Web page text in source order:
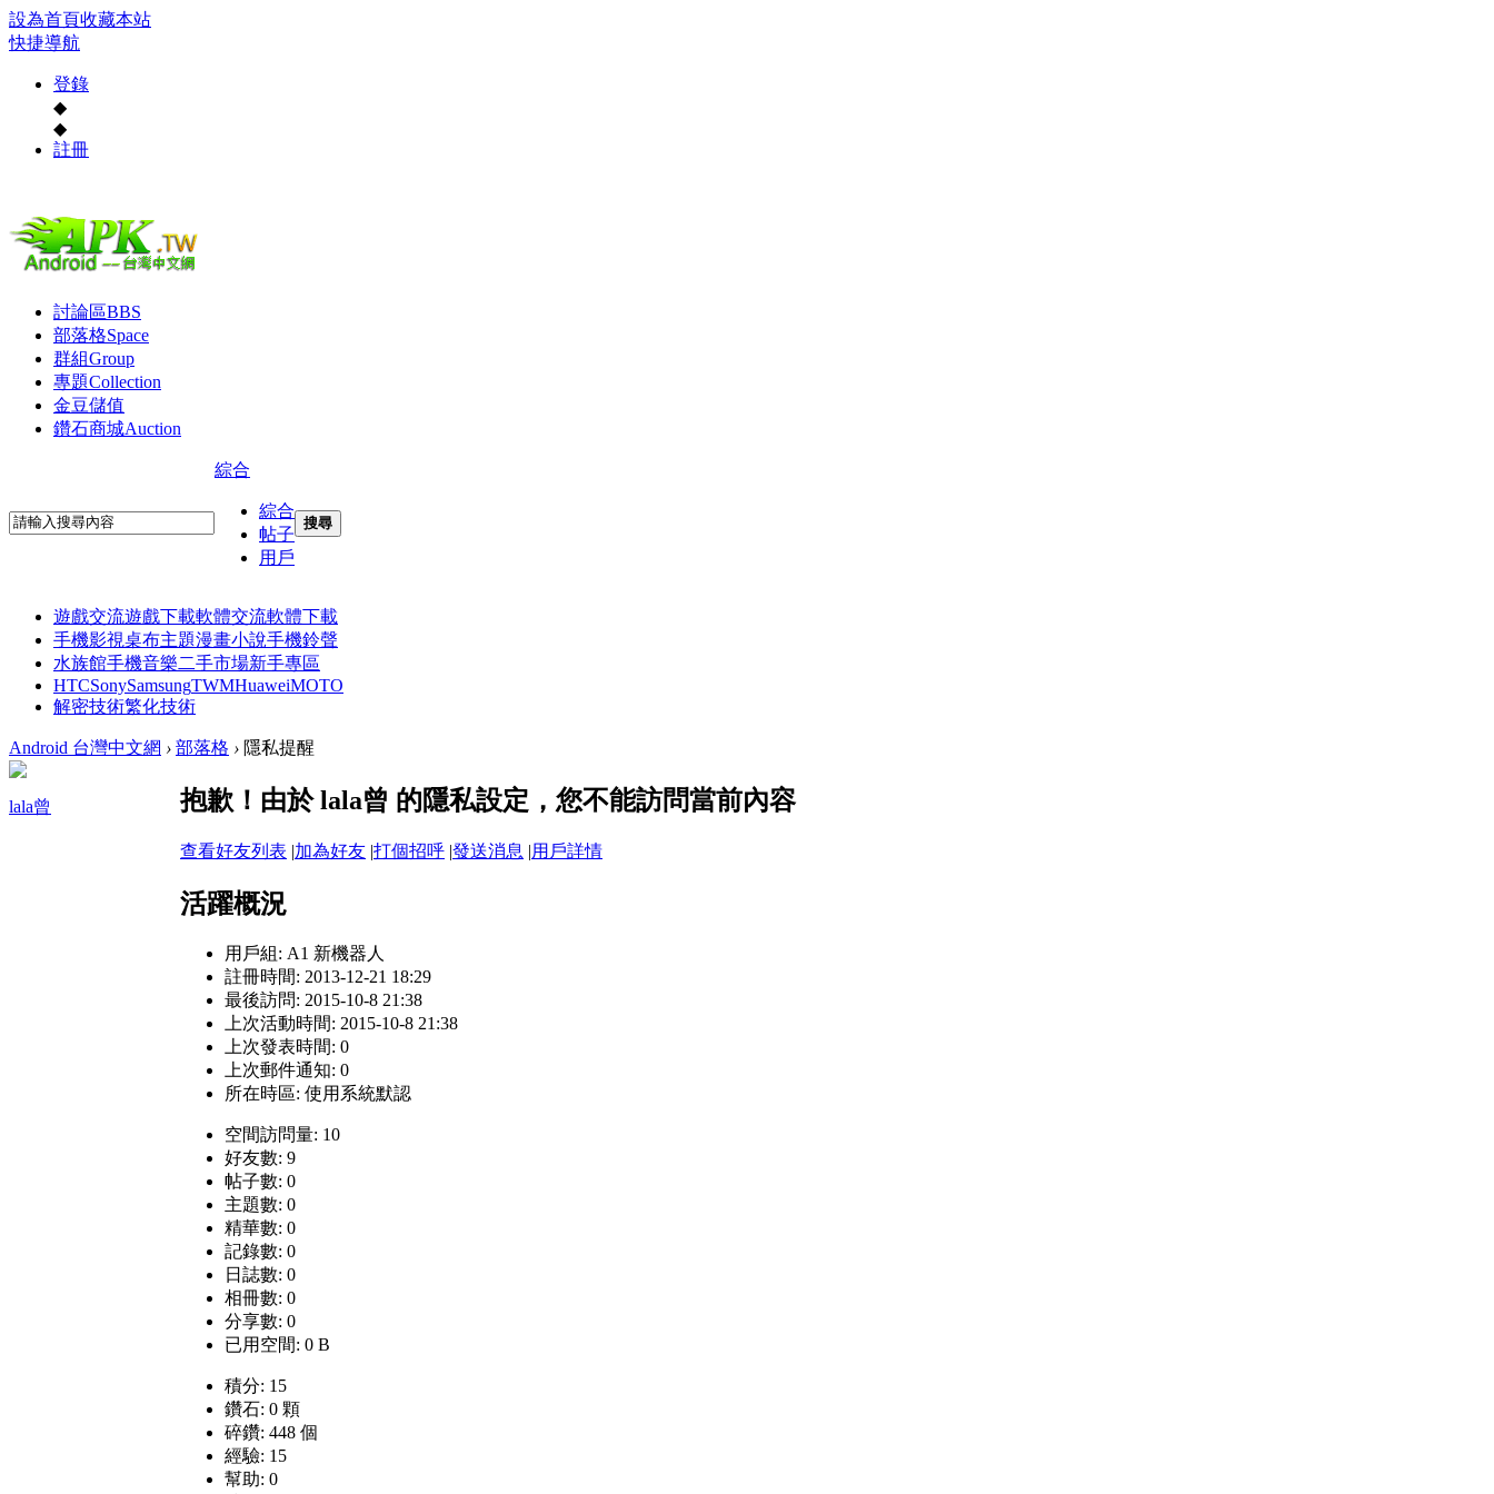
設為首頁收藏本站
快捷導航
登錄
◆
◆
註冊
討論區BBS
部落格Space
群組Group
專題Collection
金豆儲值
鑽石商城Auction
綜合
綜合
帖子
用戶
搜尋
遊戲交流遊戲下載軟體交流軟體下載
手機影視桌布主題漫畫小說手機鈴聲
水族館手機音樂二手市場新手專區
HTCSonySamsungTWMHuaweiMOTO
解密技術繁化技術
Android 台灣中文網 › 部落格 › 隱私提醒
lala曾 抱歉！由於 lala曾 的隱私設定，您不能訪問當前內容
查看好友列表 |加為好友 |打個招呼 |發送消息 |用戶詳情
活躍概況
用戶組: A1 新機器人
註冊時間: 2013-12-21 18:29
最後訪問: 2015-10-8 21:38
上次活動時間: 2015-10-8 21:38
上次發表時間: 0
上次郵件通知: 0
所在時區: 使用系統默認
空間訪問量: 10
好友數: 9
帖子數: 0
主題數: 0
精華數: 0
記錄數: 0
日誌數: 0
相冊數: 0
分享數: 0
已用空間: 0 B
積分: 15
鑽石: 0 顆
碎鑽: 448 個
經驗: 15
幫助: 0